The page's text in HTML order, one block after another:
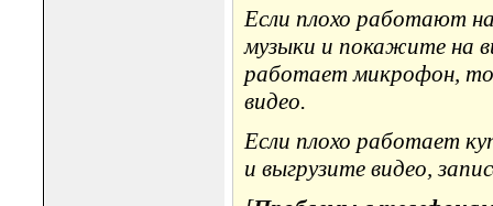
Если плохо работают
музыки и покажите на
работает микрофон, то
видео.
Если плохо работает
и выгрузите видео,